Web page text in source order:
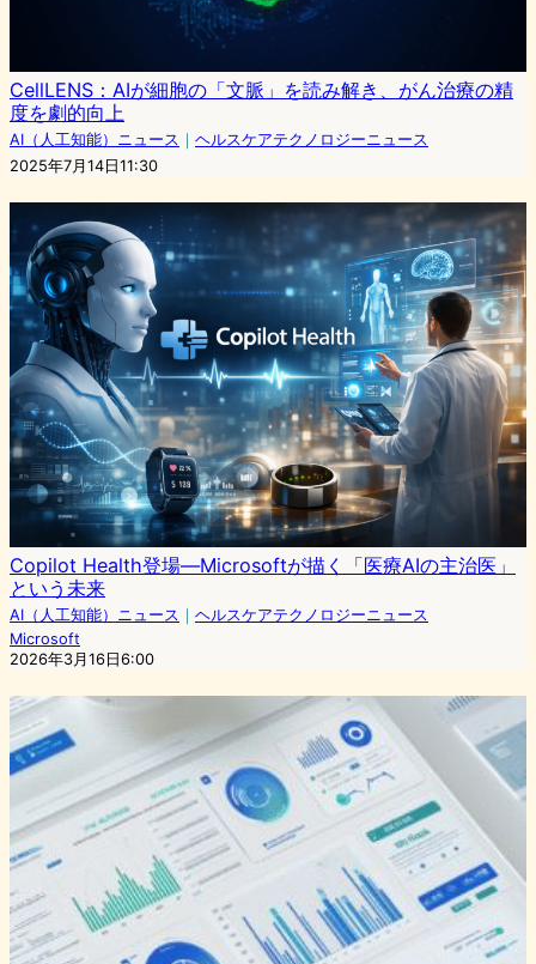
CellLENS：AIが細胞の「文脈」を読み解き、がん治療の精
度を劇的向上
AI（人工知能）ニュース ｜ ヘルスケアテクノロジーニュース
2025年7月14日11:30
Copilot Health登場—Microsoftが描く「医療AIの主治医」
という未来
AI（人工知能）ニュース ｜ ヘルスケアテクノロジーニュース
Microsoft
2026年3月16日6:00